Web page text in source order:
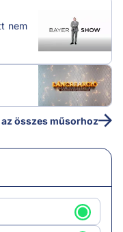
nem
összes műsorhoz